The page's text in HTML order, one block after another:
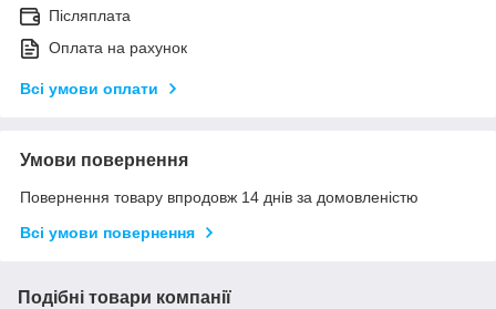
Післяплата
Оплата на рахунок
Всі умови оплати
Умови повернення
Повернення товару впродовж 14 днів за домовленістю
Всі умови повернення
Подібні товари компанії